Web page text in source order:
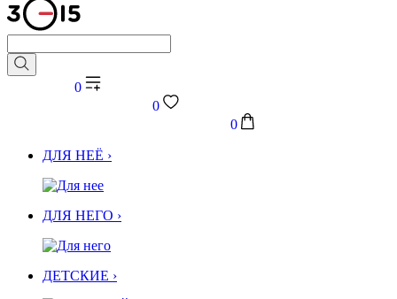
0
0
0
ДЛЯ НЕЁ ›
ДЛЯ НЕГО ›
ДЕТСКИЕ ›